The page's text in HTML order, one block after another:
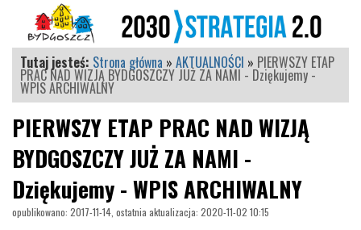
Tutaj jesteś: Strona główna » AKTUALNOŚCI » PIERWSZY ETAP
PRAC NAD WIZJĄ BYDGOSZCZY JUŻ ZA NAMI - Dziękujemy -
WPIS ARCHIWALNY
PIERWSZY ETAP PRAC NAD WIZJĄ
BYDGOSZCZY JUŻ ZA NAMI -
Dziękujemy - WPIS ARCHIWALNY
opublikowano: 2017-11-14, ostatnia aktualizacja: 2020-11-02 10:15